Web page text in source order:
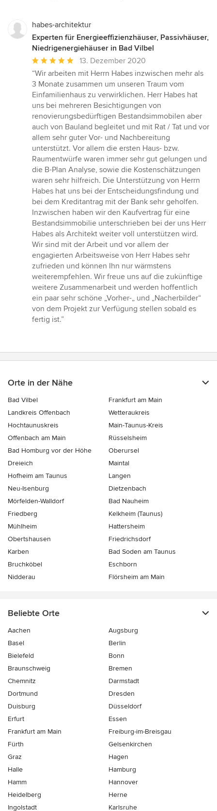
habes-architektur
Experten für Energieeffizienzhäuser, Passivhäuser,
Niedrigenergiehäuser in Bad Vilbel
Durchschnittliche
Bewertung:
5
von
5
Sternen
13. Dezember 2020
“Wir arbeiten mit Herrn Habes inzwischen mehr als
3 Monate zusammen um unseren Traum vom
Einfamilienhaus zu verwirklichen. Herr Habes hat
uns bei mehreren Besichtigungen von
renovierungsbedürftigen Bestandsimmobilen aber
auch von Bauland begleitet und mit Rat / Tat und vor
allem sehr guter Vor- und Nachbereitung
unterstützt. Vor allem die ersten Haus- bzw.
Raumentwürfe waren immer sehr gut gelungen und
die B-Plan Analyse, sowie die Kostenschätzungen
waren sehr hilfreich. Die Unterstützung von Herrn
Habes hat uns bei der Entscheidungsfindung und
bei dem Kreditantrag mit der Bank sehr geholfen.
Inzwischen haben wir den Kaufvertrag für eine
Bestandsimmobilie unterschrieben bei der uns Herr
Habes als Architekt weiter voll unterstützen wird.
Wir sind mit der Arbeit und vor allem der
engagierten Arbeitsweise von Herr Habes sehr
zufrieden und können Ihn nur wärmstens
weiterempfehlen. Wir freue uns auf die zukünftige
weitere Zusammenarbeit und werden hoffentlich
ein paar sehr schöne „Vorher-„ und „Nacherbilder“
von dem Projekt zur Verfügung stellen sobald es
fertig ist.”
Orte in der Nähe
Bad Vilbel
Frankfurt am Main
Landkreis Offenbach
Wetteraukreis
Hochtaunuskreis
Main-Taunus-Kreis
Offenbach am Main
Rüsselsheim
Bad Homburg vor der Höhe
Oberursel
Dreieich
Maintal
Hofheim am Taunus
Langen
Neu-Isenburg
Dietzenbach
Mörfelden-Walldorf
Bad Nauheim
Friedberg
Kelkheim (Taunus)
Mühlheim
Hattersheim
Obertshausen
Friedrichsdorf
Karben
Bad Soden am Taunus
Bruchköbel
Eschborn
Nidderau
Flörsheim am Main
Beliebte Orte
Aachen
Augsburg
Basel
Berlin
Bielefeld
Bonn
Braunschweig
Bremen
Chemnitz
Darmstadt
Dortmund
Dresden
Duisburg
Düsseldorf
Erfurt
Essen
Frankfurt am Main
Freiburg-im-Breisgau
Fürth
Gelsenkirchen
Graz
Hagen
Halle
Hamburg
Hamm
Hannover
Heidelberg
Herne
Ingolstadt
Karlsruhe